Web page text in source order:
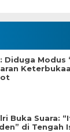
Diduga Modus
Buka Suara:
di Tengah